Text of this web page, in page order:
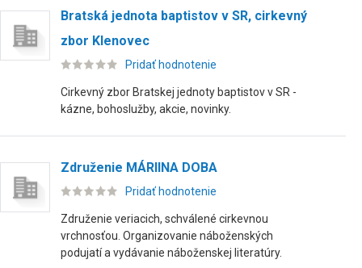
Bratská jednota baptistov v SR, cirkevný
zbor Klenovec
Pridať hodnotenie
Cirkevný zbor Bratskej jednoty baptistov v SR -
kázne, bohoslužby, akcie, novinky.
Združenie MÁRIINA DOBA
Pridať hodnotenie
Združenie veriacich, schválené cirkevnou
vrchnosťou. Organizovanie náboženských
podujatí a vydávanie náboženskej literatúry.